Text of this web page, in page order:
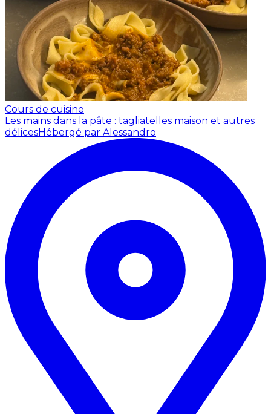
Cours de cuisine
Les mains dans la pâte : tagliatelles maison et autres
délicesHébergé par Alessandro